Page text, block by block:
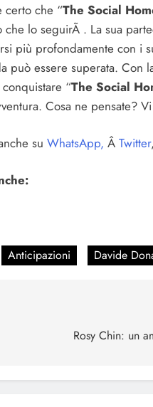
certo che “The Social
lo seguirÃ . La sua
più profondamente con i
può essere superata. Con
“The Social
Cosa ne pensate?
su WhatsApp, Â Twitter,
Anticipazioni Davide
Rosy Chin: un